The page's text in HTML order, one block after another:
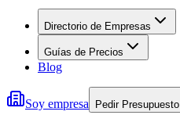
Directorio de Empresas
Guías de Precios
Blog
Soy empresa Pedir Presupuesto